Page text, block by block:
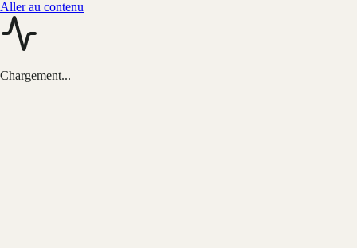
Aller au contenu
Chargement...